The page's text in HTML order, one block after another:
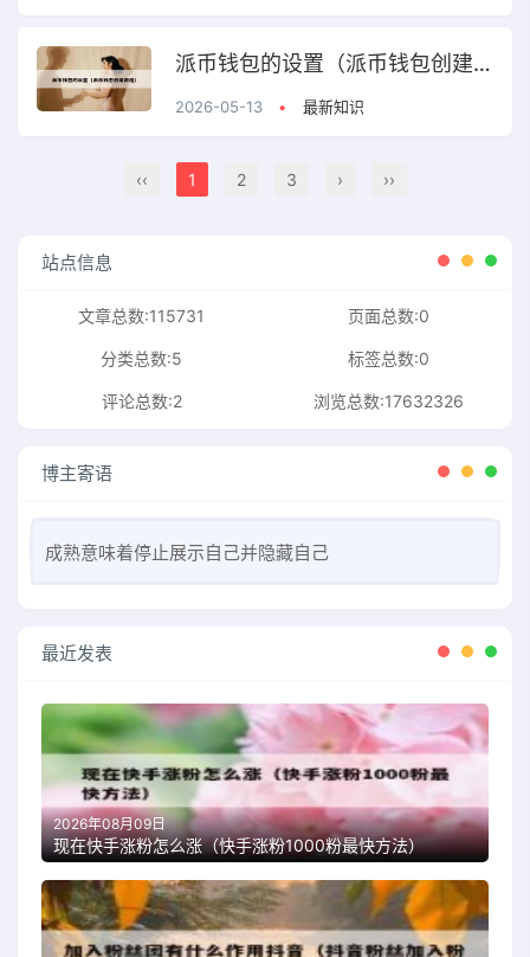
派币钱包的设置（派币钱包创建教程）
2026-05-13 • 最新知识
‹‹ 1 2 3 › ››
站点信息
文章总数:115731 页面总数:0
分类总数:5 标签总数:0
评论总数:2 浏览总数:17632326
博主寄语
成熟意味着停止展示自己并隐藏自己
最近发表
2026年08月09日
现在快手涨粉怎么涨（快手涨粉1000粉最快方法）